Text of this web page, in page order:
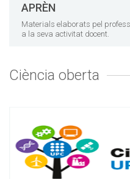
APRÈN
Materials elaborats pel
a la seva activitat docent.
Ciència oberta